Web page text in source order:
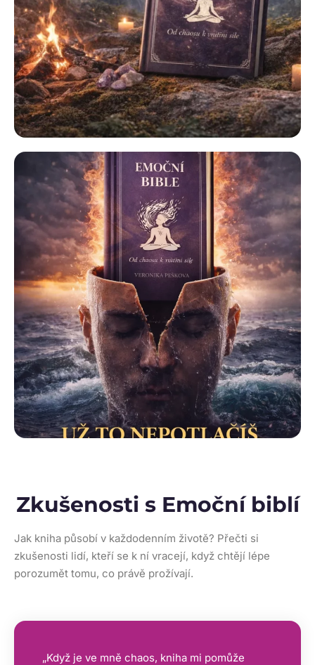
Zkušenosti s Emoční biblí
Jak kniha působí v každodenním životě? Přečti si
zkušenosti lidí, kteří se k ní vracejí, když chtějí lépe
porozumět tomu, co právě prožívají.
„Když je ve mně chaos, kniha mi pomůže